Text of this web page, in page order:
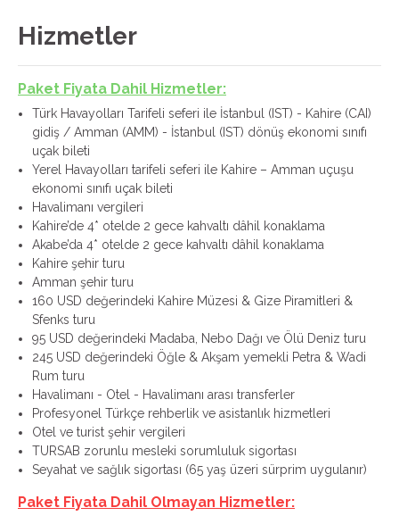
Hizmetler
Paket Fiyata Dahil Hizmetler:
Türk Havayolları Tarifeli seferi ile İstanbul (IST) - Kahire (CAI)
gidiş / Amman (AMM) - İstanbul (IST) dönüş ekonomi sınıfı
uçak bileti
Yerel Havayolları tarifeli seferi ile Kahire – Amman uçuşu
ekonomi sınıfı uçak bileti
Havalimanı vergileri
Kahire’de 4* otelde 2 gece kahvaltı dâhil konaklama
Akabe’da 4* otelde 2 gece kahvaltı dâhil konaklama
Kahire şehir turu
Amman şehir turu
160 USD değerindeki Kahire Müzesi & Gize Piramitleri &
Sfenks turu
95 USD değerindeki Madaba, Nebo Dağı ve Ölü Deniz turu
245 USD değerindeki Öğle & Akşam yemekli Petra & Wadi
Rum turu
Havalimanı - Otel - Havalimanı arası transferler
Profesyonel Türkçe rehberlik ve asistanlık hizmetleri
Otel ve turist şehir vergileri
TURSAB zorunlu mesleki sorumluluk sigortası
Seyahat ve sağlık sigortası (65 yaş üzeri sürprim uygulanır)
Paket Fiyata Dahil Olmayan Hizmetler: